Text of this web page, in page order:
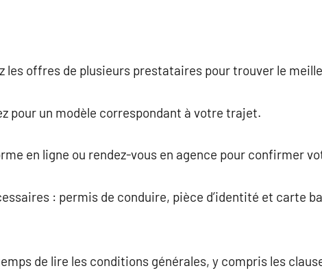
les offres de plusieurs prestataires pour trouver le
pour un modèle correspondant à votre trajet.
en ligne ou rendez-vous en agence pour confirmer
: permis de conduire, pièce d’identité et carte
de lire les conditions générales, y compris les